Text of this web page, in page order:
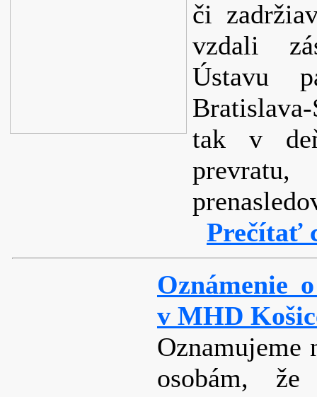
či
vzdali
Ústavu
tak v
Prečítať
Oznámenie
v MHD
Oznamujeme
osobám,